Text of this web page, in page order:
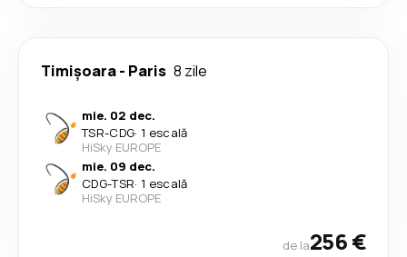
Timișoara- Paris 8 zile
mie. 02 dec.
TSR-CDG· 1 escală
HiSky EUROPE
mie. 09 dec.
CDG-TSR· 1 escală
HiSky EUROPE
de la256 €